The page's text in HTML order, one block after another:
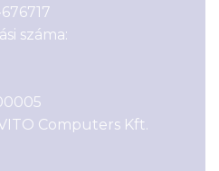
száma:
Computers Kft.